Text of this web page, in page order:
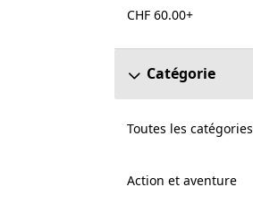
CHF 60.00+
Catégorie
Toutes les catégories
Action et aventure